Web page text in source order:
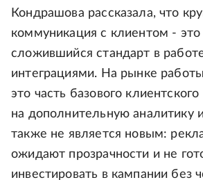
Кондрашова рассказала, что
коммуникация с клиентом - это
сложившийся стандарт в
интеграциями. На рынке
это часть базового
на дополнительную аналитику
также не является новым:
ожидают прозрачности и не
инвестировать в кампании без